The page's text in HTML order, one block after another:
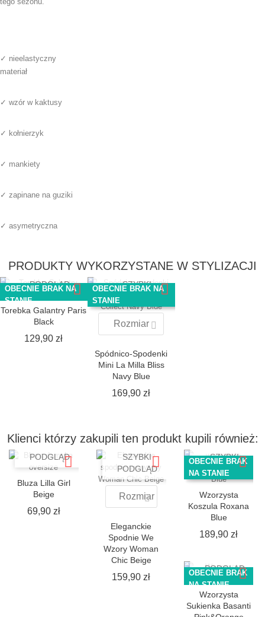
✓ nieelastyczny
materiał
✓ wzór w kaktusy
✓ kołnierzyk
✓ mankiety
✓ zapinane na guziki
✓ asymetryczna
PRODUKTY WYKORZYSTANE W STYLIZACJI
SZYBKI
PODGLĄD
OBECNIE BRAK NA
STANIE
Torebka Galantry Paris
Black
129,90 złCena
SZYBKI
PODGLĄD
OBECNIE BRAK NA
STANIE
Rozmiar
Spódnico-Spodenki
Mini La Milla Bliss
Navy Blue
169,90 złCena
Klienci którzy zakupili ten produkt kupili również:
SZYBKI
PODGLĄD
Bluza Lilla Girl
Beige
69,90 złCena
SZYBKI
PODGLĄD
Rozmiar
Eleganckie
Spodnie We
Wzory Woman
Chic Beige
159,90 złCena
SZYBKI
PODGLĄD
OBECNIE BRAK
NA STANIE
Wzorzysta
Koszula Roxana
Blue
189,90 złCena
PODGLĄD
OBECNIE BRAK
NA STANIE
Wzorzysta
Sukienka Basanti